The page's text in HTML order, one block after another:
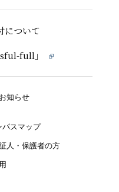
について
full」
知らせ
パスマップ
人・保護者の方